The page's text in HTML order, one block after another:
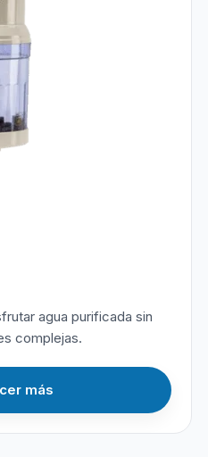
agua purificada sin
complejas.
más